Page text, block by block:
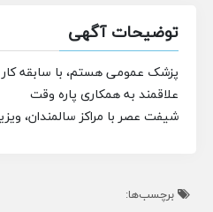
توضیحات آگهی
پزشک عمومی هستم، با سابقه کار
علاقمند به همکاری پاره وقت
شیفت عصر با مراکز سالمندان،
برچسب‌ها: